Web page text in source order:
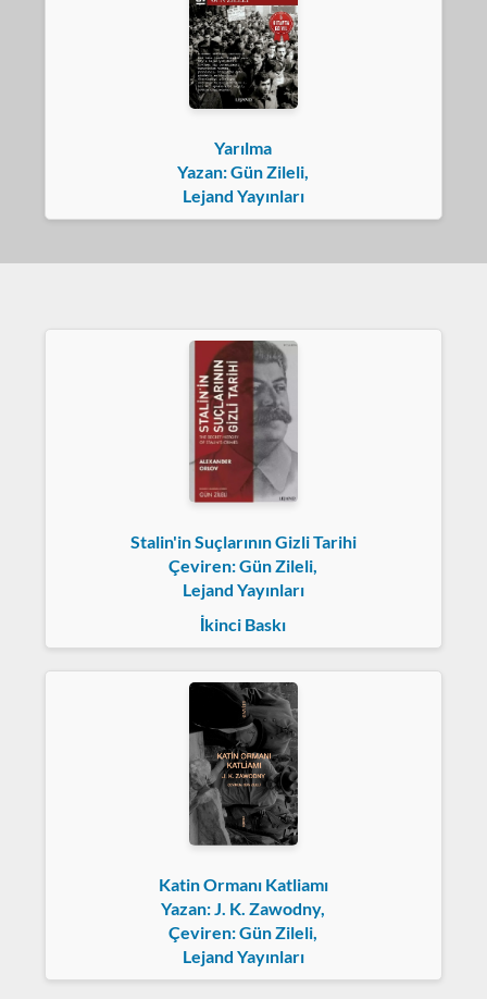
Yarılma
Yazan: Gün Zileli,
Lejand Yayınları
Stalin'in Suçlarının Gizli Tarihi
Çeviren: Gün Zileli,
Lejand Yayınları
İkinci Baskı
Katin Ormanı Katliamı
Yazan: J. K. Zawodny,
Çeviren: Gün Zileli,
Lejand Yayınları